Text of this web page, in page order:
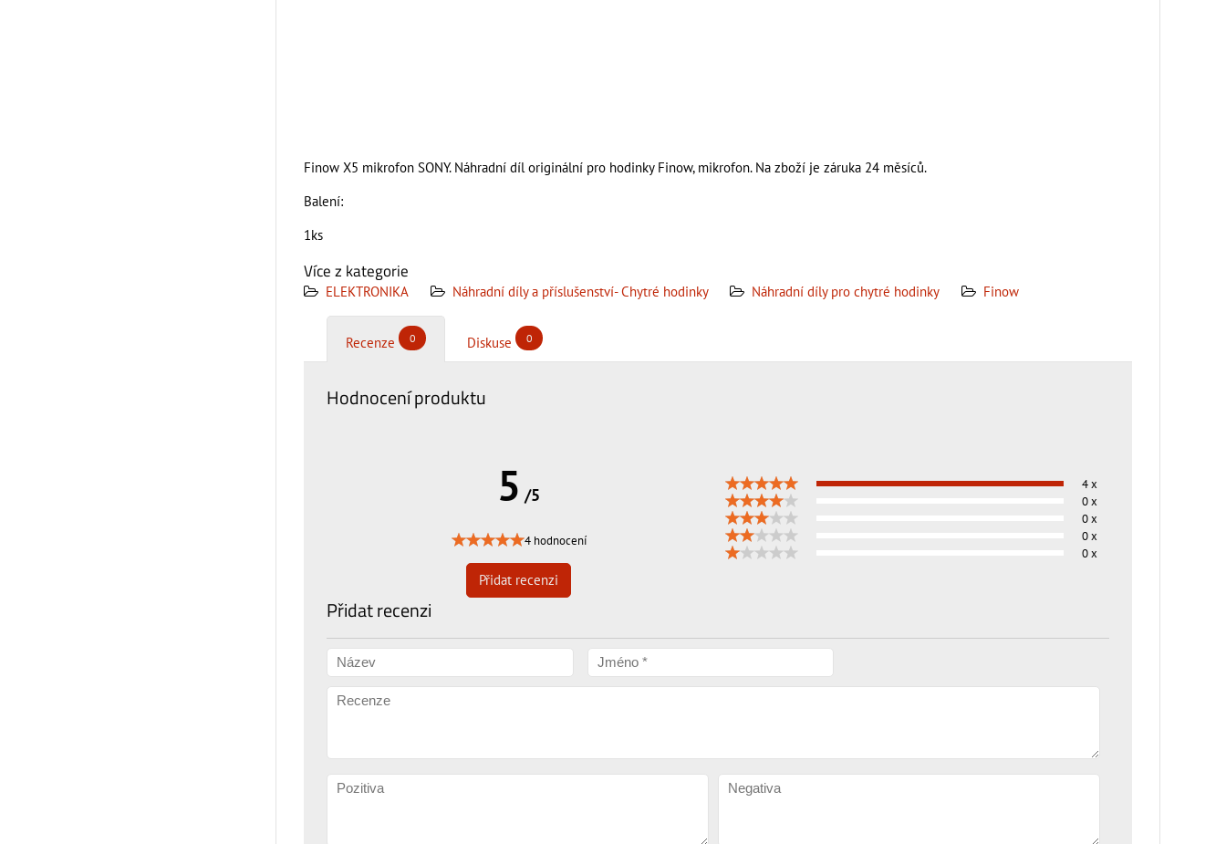
Finow X5 mikrofon SONY. Náhradní díl originální pro hodinky Finow, mikrofon. Na zboží je záruka 24 měsíců.
Balení:
1ks
Více z kategorie
ELEKTRONIKA Náhradní díly a příslušenství- Chytré hodinky Náhradní díly pro chytré hodinky Finow
Recenze 0 Diskuse 0
Hodnocení produktu
5 /5
4 hodnocení
Přidat recenzi
4 x
0 x
0 x
0 x
0 x
Přidat recenzi